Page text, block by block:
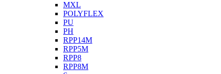
MXL
POLYFLEX
PU
PH
RPP14M
RPP5M
RPP8
RPP8M